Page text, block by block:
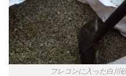
フレコンに入った白川